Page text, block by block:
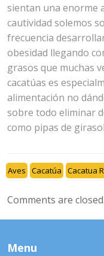
sientan una enorme
cautividad solemos
frecuencia
obesidad llegando
grasos que muchas
cacatúas es
alimentación no
sobre todo eliminar
como pipas de
Aves Cacatúa Cacatua
Comments are closed.
Menu